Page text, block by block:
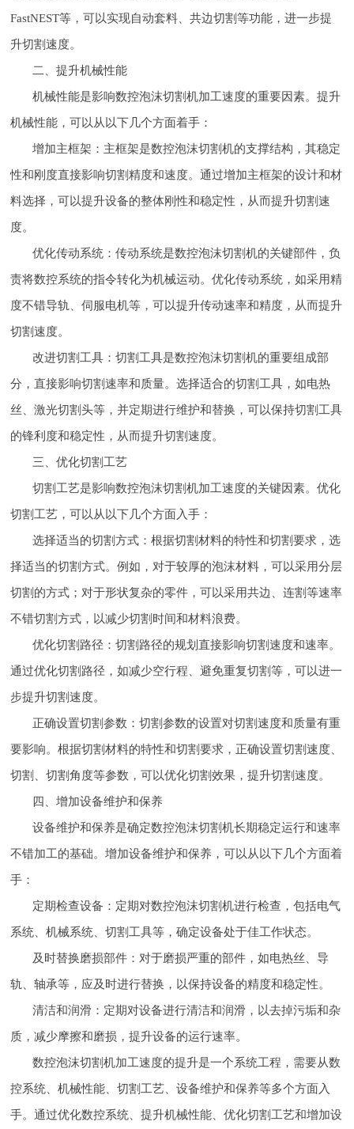
FastNEST等，可以实现自动套料、共边切割等功能，进一步提
升切割速度。
二、提升机械性能
机械性能是影响数控泡沫切割机加工速度的重要因素。提升
机械性能，可以从以下几个方面着手：
增加主框架：主框架是数控泡沫切割机的支撑结构，其稳定
性和刚度直接影响切割精度和速度。通过增加主框架的设计和材
料选择，可以提升设备的整体刚性和稳定性，从而提升切割速
度。
优化传动系统：传动系统是数控泡沫切割机的关键部件，负
责将数控系统的指令转化为机械运动。优化传动系统，如采用精
度不错导轨、伺服电机等，可以提升传动速率和精度，从而提升
切割速度。
改进切割工具：切割工具是数控泡沫切割机的重要组成部
分，直接影响切割速率和质量。选择适合的切割工具，如电热
丝、激光切割头等，并定期进行维护和替换，可以保持切割工具
的锋利度和稳定性，从而提升切割速度。
三、优化切割工艺
切割工艺是影响数控泡沫切割机加工速度的关键因素。优化
切割工艺，可以从以下几个方面入手：
选择适当的切割方式：根据切割材料的特性和切割要求，选
择适当的切割方式。例如，对于较厚的泡沫材料，可以采用分层
切割的方式；对于形状复杂的零件，可以采用共边、连割等速率
不错切割方式，以减少切割时间和材料浪费。
优化切割路径：切割路径的规划直接影响切割速度和速率。
通过优化切割路径，如减少空行程、避免重复切割等，可以进一
步提升切割速度。
正确设置切割参数：切割参数的设置对切割速度和质量有重
要影响。根据切割材料的特性和切割要求，正确设置切割速度、
切割、切割角度等参数，可以优化切割效果，提升切割速度。
四、增加设备维护和保养
设备维护和保养是确定数控泡沫切割机长期稳定运行和速率
不错加工的基础。增加设备维护和保养，可以从以下几个方面着
手：
定期检查设备：定期对数控泡沫切割机进行检查，包括电气
系统、机械系统、切割工具等，确定设备处于佳工作状态。
及时替换磨损部件：对于磨损严重的部件，如电热丝、导
轨、轴承等，应及时进行替换，以保持设备的精度和稳定性。
清洁和润滑：定期对设备进行清洁和润滑，以去掉污垢和杂
质，减少摩擦和磨损，提升设备的运行速率。
数控泡沫切割机加工速度的提升是一个系统工程，需要从数
控系统、机械性能、切割工艺、设备维护和保养等多个方面入
手。通过优化数控系统、提升机械性能、优化切割工艺和增加设